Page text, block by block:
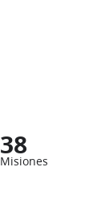
38
Misiones